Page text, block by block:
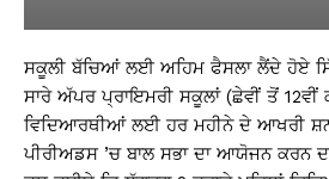
ਸਕੂਲੀ ਬੱਚਿਆਂ ਲਈ ਅਹਿਮ ਫੈਸਲਾ ਲੈਂਦੇ ਹੋਏ
ਸਾਰੇ ਅੱਪਰ ਪ੍ਰਾਇਮਰੀ ਸਕੂਲਾਂ (ਛੇਵੀਂ ਤੋਂ 12ਵੀਂ
ਵਿਦਿਆਰਥੀਆਂ ਲਈ ਹਰ ਮਹੀਨੇ ਦੇ ਆਖਰੀ
ਪੀਰੀਅਡਸ ’ਚ ਬਾਲ ਸਭਾ ਦਾ ਆਯੋਜਨ ਕਰਨ